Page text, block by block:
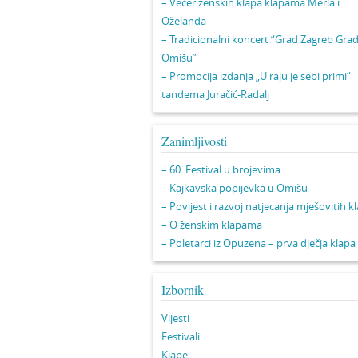
Oželanda
– Tradicionalni koncert “Grad Zagreb Grad
Omišu”
– Promocija izdanja „U raju je sebi primi“
tandema Juračić-Radalj
Zanimljivosti
– 60. Festival u brojevima
– Kajkavska popijevka u Omišu
– Povijest i razvoj natjecanja mješovitih
– O ženskim klapama
– Poletarci iz Opuzena – prva dječja klapa
Izbornik
Vijesti
Festivali
Klape